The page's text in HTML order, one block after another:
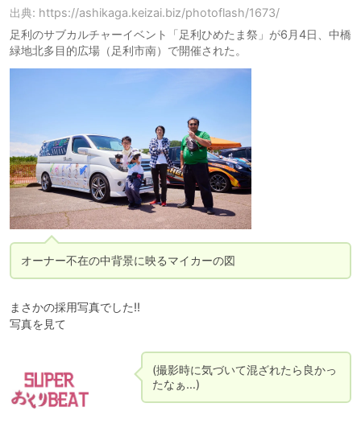
出典: https://ashikaga.keizai.biz/photoflash/1673/
足利のサブカルチャーイベント「足利ひめたま祭」が6月4日、中橋
緑地北多目的広場（足利市南）で開催された。
オーナー不在の中背景に映るマイカーの図
まさかの採用写真でした!!
写真を見て
(撮影時に気づいて混ざれたら良かっ
たなぁ…)